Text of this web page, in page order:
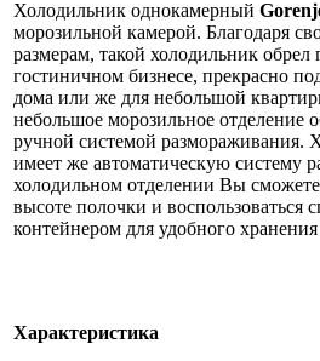
Холодильник однокамерный
морозильной камерой. Благодаря
размерам, такой холодильник обрел
гостиничном бизнесе, прекрасно
дома или же для небольшой
небольшое морозильное отделение
ручной системой размораживания.
имеет же автоматическую систему
холодильном отделении Вы сможете
высоте полочки и воспользоваться
контейнером для удобного
Характеристика